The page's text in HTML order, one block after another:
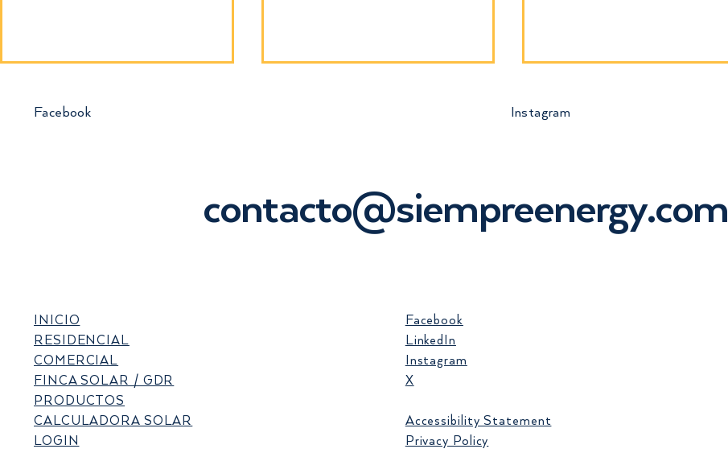
I-RECs y créditos verdes en
Guatemala: guía completa para
PEG-5 y PET-3 en Guatemala:
estado actual, retos, beneficios y el
Instagram
Facebook
contacto@siempreenergy.com
INICIO
RESIDENCIAL
COMERCIAL
FINCA SOLAR / GDR
PRODUCTOS
CALCULADORA SOLAR
LOGIN
Facebook
LinkedIn
Instagram
X
Accessibility Statement
Privacy Policy